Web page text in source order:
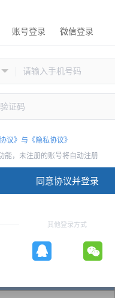
账号登录 微信登录
议》与《隐私协议》
能，未注册的账号将自动注册
同意协议并登录
其他登录方式
罗青意可参”，期待与您
师范大学物理与电子学院